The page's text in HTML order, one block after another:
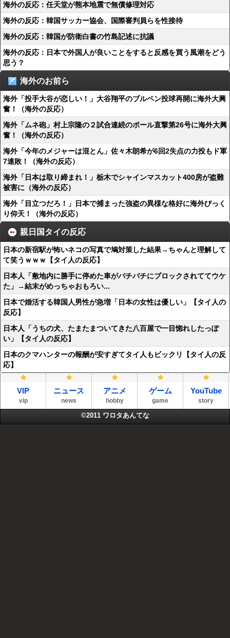
海外の反応：任天堂が熊本地震で無償修理対応
海外の反応：韓国サッカー協会、国際審判員らを性接待
海外の反応：韓国が防衛白書の竹島記述に抗議
海外の反応：日本で外国人が良いことをすると反感を買う風潮をどう
思う？
海外のお前ら
海外「投手大谷が恋しい！」大谷翔平のブルペン投球再開に海外大興
奮！（海外の反応）
海外「ムネ砲」村上宗隆の２試合連続のポール直撃第26号に海外大興
奮！（海外の反応）
海外「今年のメジャーは混とん」佐々木朗希が6回2失点の力投もド軍
7連敗！（海外の反応）
海外「日本は取り締まれ！」栃木でシャインマスカット400房が盗難
被害に（海外の反応）
海外「目立つだろ！」日本で捕まった強盗の異様な格好に海外びっく
り仰天！（海外の反応）
親日国タイの反応
日本の新宿駅が怖いネコの写真で鳩対策した結果→ちゃんと理解して
て笑うｗｗｗ【タイ人の反応】
日本人「敷地内に勝手に停めた車がバチバチにブロックされててウケ
た」→結末がめっちゃおもろい...
日本で婚活する韓国人男性が急増「日本の女性は優しい」【タイ人の
反応】
日本人「うちの犬、たまたまついてきた八百屋で一目惚れしたっぽ
い」【タイ人の反応】
日本のクマハンターの報酬が安すぎてタイ人もビックリ【タイ人の反
応】
VIP
vip
ニュース
news
アニメ
hobby
ゲーム
game
YouTube
story
©2011 ワロタあんてな